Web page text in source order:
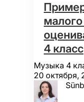
4 класс
Музыка 4
20 октября,